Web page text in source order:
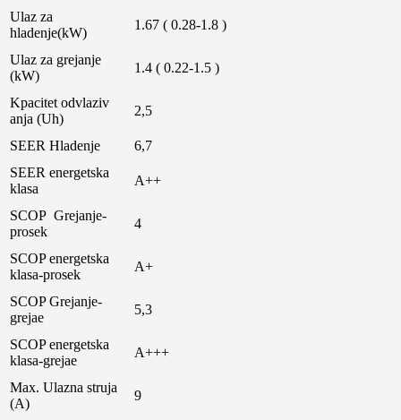
Ulaz za
hladenje(kW)
1.67 ( 0.28-1.8 )
Ulaz za grejanje
(kW)
1.4 ( 0.22-1.5 )
Kpacitet odvlaziv
anja (Uh)
2,5
SEER Hladenje
6,7
SEER energetska
klasa
A++
SCOP Grejanje-
prosek
4
SCOP energetska
klasa-prosek
A+
SCOP Grejanje-
grejae
5,3
SCOP energetska
klasa-grejae
A+++
Max. Ulazna struja
(A)
9